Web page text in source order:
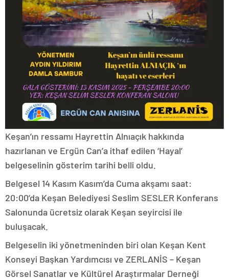
Keşan’ın ressamı Hayrettin Alnıaçık hakkında
hazırlanan ve Ergün Can’a ithaf edilen ‘Hayal’
belgeselinin gösterim tarihi belli oldu.
Belgesel 14 Kasım Kasım’da Cuma akşamı saat:
20:00’da Keşan Belediyesi Seslim SESLER Konferans
Salonunda ücretsiz olarak Keşan seyircisi ile
buluşacak.
Belgeselin iki yönetmeninden biri olan Keşan Kent
Konseyi Başkan Yardımcısı ve ZERLANİS – Keşan
Görsel Sanatlar ve Kültürel Araştırmalar Derneği